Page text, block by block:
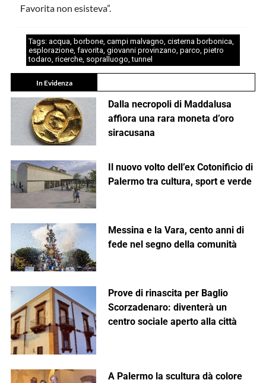
Favorita non esisteva”.
Tags: acqua, borbone, campi malvagno, cisterna borbonica,
esplorazione, favorita, giovanni provinzano, parco, pietro
todaro, ricerche, sopralluogo,tunnel
In Evidenza
Dalla necropoli di Maddalusa
affiora una rara moneta d’oro
siracusana
Il nuovo volto dell’ex Cotonificio di
Palermo tra cultura, sport e verde
Messina e la Vara, cento anni di
fede nel segno della comunità
Prove di rinascita per Baglio
Scorzadenaro: diventerà un
centro sociale aperto alla città
A Palermo la scultura dà colore